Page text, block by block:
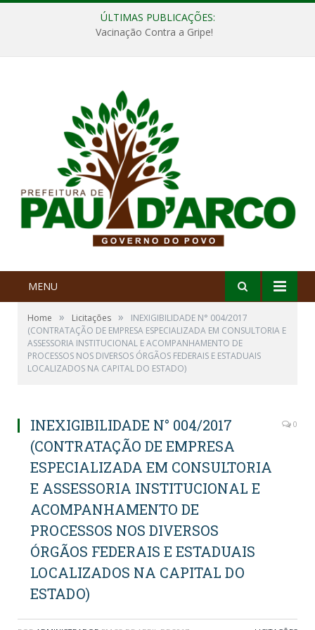
ÚLTIMAS PUBLICAÇÕES:
Vacinação Contra a Gripe!
MENU
Home » Licitações »
INEXIGIBILIDADE N° 004/2017
(CONTRATAÇÃO DE EMPRESA ESPECIALIZADA EM CONSULTORIA E
ASSESSORIA INSTITUCIONAL E ACOMPANHAMENTO DE
PROCESSOS NOS DIVERSOS ÓRGÃOS FEDERAIS E ESTADUAIS
LOCALIZADOS NA CAPITAL DO ESTADO)
INEXIGIBILIDADE N° 004/2017
(CONTRATAÇÃO DE EMPRESA
ESPECIALIZADA EM CONSULTORIA
E ASSESSORIA INSTITUCIONAL E
ACOMPANHAMENTO DE
PROCESSOS NOS DIVERSOS
ÓRGÃOS FEDERAIS E ESTADUAIS
LOCALIZADOS NA CAPITAL DO
ESTADO)
0